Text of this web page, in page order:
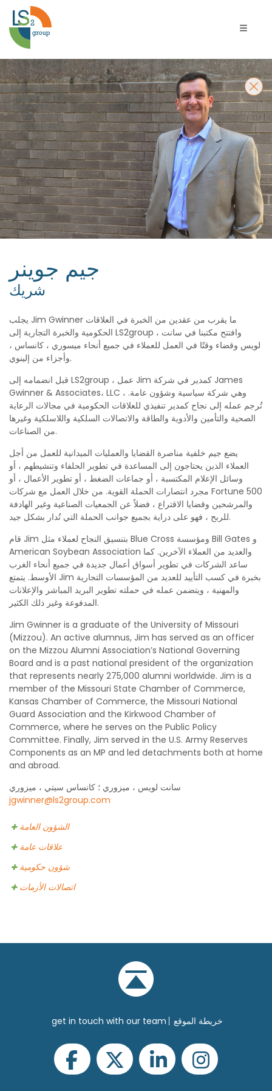
التنقل
جيم جوينر
شريك
يجلب Jim Gwinner ما يقرب من عقدين من الخبرة في العلاقات
الحكومية والخبرة التجارية إلى LS2group ، وافتتح مكتبنا في سانت
لويس وقضاء وقتًا في العمل للعملاء في جميع أنحاء ميسوري ، كانساس ،
وأجزاء من إلينوي.
قبل انضمامه إلى LS2group ، عمل Jim كمدير في شركة James
Gwinner & Associates، LLC ، وهي شركة سياسية وشؤون عامة.
تُرجم عمله إلى نجاح كمدير تنفيذي للعلاقات الحكومية في مجالات الرعاية
الصحية والتأمين والأدوية والطاقة والاتصالات السلكية واللاسلكية وغيرها
من الصناعات.
يضع جيم خلفية مناصرة القضايا والعمليات الميدانية للعمل من أجل
العملاء الذين يحتاجون إلى المساعدة في تطوير الحلفاء وتنشيطهم ، أو
وسائل الإعلام المكتسبة ، أو جماعات الضغط ، أو تطوير الأعمال ، أو
مجرد انتصارات الحملة القوية. من خلال العمل مع شركات Fortune 500
والمرشحين وقضايا الاقتراع ، فضلاً عن الجمعيات الصناعية وغير الهادفة
للربح ، فهو على دراية بجميع جوانب الحملة التي تُدار بشكل جيد.
قام Jim بتنسيق النجاح لعملاء مثل Blue Cross ومؤسسة Bill Gates و
American Soybean Association والعديد من العملاء الآخرين. كما
ساعد الشركات في تطوير أسواق أعمال جديدة في جميع أنحاء الغرب
الأوسط. يتمتع Jim بخبرة في كسب التأييد للعديد من المؤسسات التجارية
والمهنية ، ويتضمن عمله في حملته تطوير البريد المباشر والإعلانات
المدفوعة وغير ذلك الكثير.
Jim Gwinner is a graduate of the University of Missouri
(Mizzou). An active alumnus, Jim has served as an officer
on the Mizzou Alumni Association’s National Governing
Board and is a past national president of the organization
that represents nearly 275,000 alumni worldwide. Jim is a
member of the Missouri State Chamber of Commerce,
Kansas Chamber of Commerce, the Missouri National
Guard Association and the Kirkwood Chamber of
Commerce, where he serves on the Public Policy
Committee. Finally, Jim served in the U.S. Army Reserves
Components as an MP and led detachments both at home
and abroad.
سانت لويس ، ميزوري ؛ كانساس سيتي ، ميزوري
jgwinner@ls2group.com
الشؤون العامة
علاقات عامة
شؤون حكومية
اتصالات الأزمات
get in touch with our team خريطة الموقع